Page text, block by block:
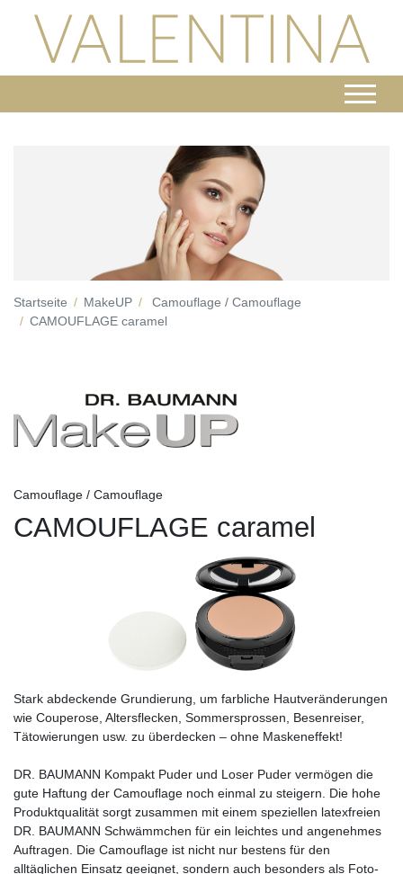
Startseite MakeUP
Camouflage / Camouflage
CAMOUFLAGE caramel
Camouflage / Camouflage
CAMOUFLAGE caramel
Stark abdeckende Grundierung, um farbliche Hautveränderungen
wie Couperose, Altersflecken, Sommersprossen, Besenreiser,
Tätowierungen usw. zu überdecken – ohne Maskeneffekt!
DR. BAUMANN Kompakt Puder und Loser Puder vermögen die
gute Haftung der Camouflage noch einmal zu steigern. Die hohe
Produktqualität sorgt zusammen mit einem speziellen latexfreien
DR. BAUMANN Schwämmchen für ein leichtes und angenehmes
Auftragen. Die Camouflage ist nicht nur bestens für den
alltäglichen Einsatz geeignet, sondern auch besonders als Foto-